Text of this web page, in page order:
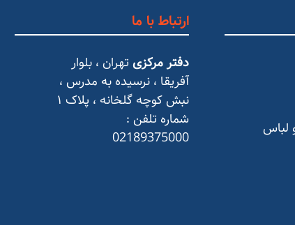
لباس
ارتباط با ما
دفتر مرکزی تهران ، بلوار
آفریقا ، نرسیده به مدرس ،
نبش کوچه گلخانه ، پلاک ۱
شماره تلفن :
02189375000